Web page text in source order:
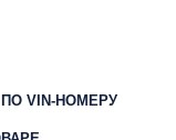
VIN-НОМЕРУ